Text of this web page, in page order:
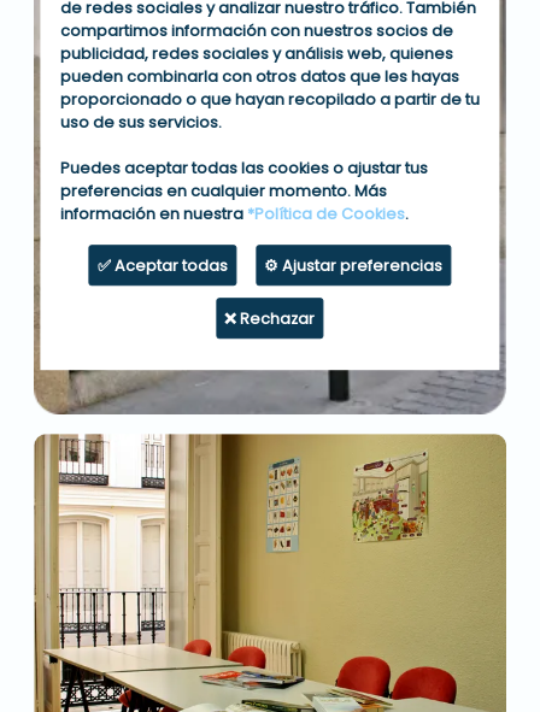
de redes sociales y analizar nuestro tráfico. También
compartimos información con nuestros socios de
publicidad, redes sociales y análisis web, quienes
pueden combinarla con otros datos que les hayas
proporcionado o que hayan recopilado a partir de tu
uso de sus servicios.
Puedes aceptar todas las cookies o ajustar tus
preferencias en cualquier momento. Más
información en nuestra*Política de Cookies.
✅ Aceptar todas ⚙️ Ajustar preferencias
❌ Rechazar